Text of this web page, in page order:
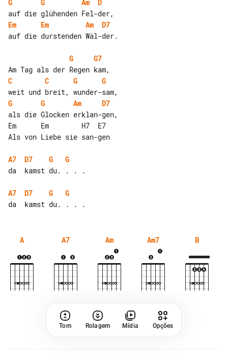
G G Am
D
Em
Em Am
D7
auf die durstenden Wäl-der.
G
G7
C
C G
G
G
G Am
D7
als die Glocken erklan-gen,
Em      Em        H7  E7
Als von Liebe sie san-gen
A7 D7 G
G
da  kamst du. . . .
A7 D7 G
G
A A7 Am Am7 B
Tom Rolagem Mídia Opções